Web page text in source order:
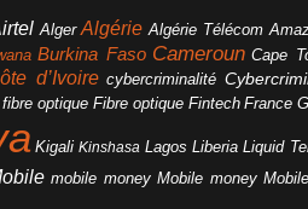
Alger Algérie Algérie Télécom
Burkina Faso Cameroun Cape
d’Ivoire cybercriminalité
fibre optique Fibre optique Fintech France
Kigali Kinshasa Lagos Liberia Liquid
mobile money Mobile money